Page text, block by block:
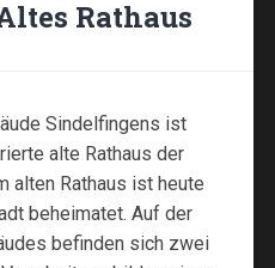
Rathaus
Sindelfingens ist
alte Rathaus der
alten Rathaus ist heute
beheimatet. Auf der
befinden sich zwei